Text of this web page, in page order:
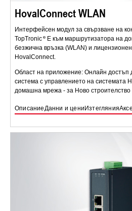
HovalConnect WLAN
Интерфейсен модул за свързване на
TopTronic
E към маршрутизатора на
безжична връзка (WLAN) и
HovalConnect.
Област на приложение: Онлайн достъп
система с управлението на системата
домашна мрежа - за Ново строителство
ОписаниеДанни и цени Изтегляния